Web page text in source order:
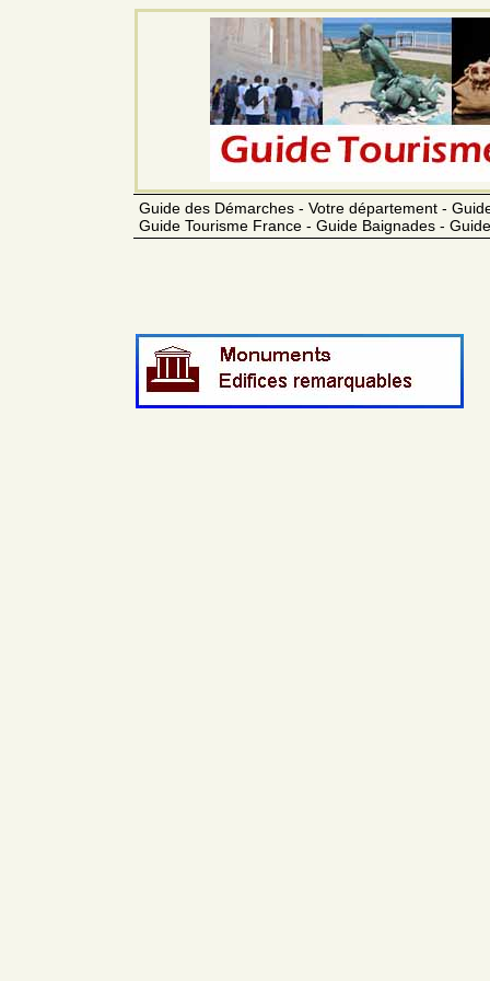
Guide des Démarches - Votre département -
Guide Tourisme France - Guide Baignades -